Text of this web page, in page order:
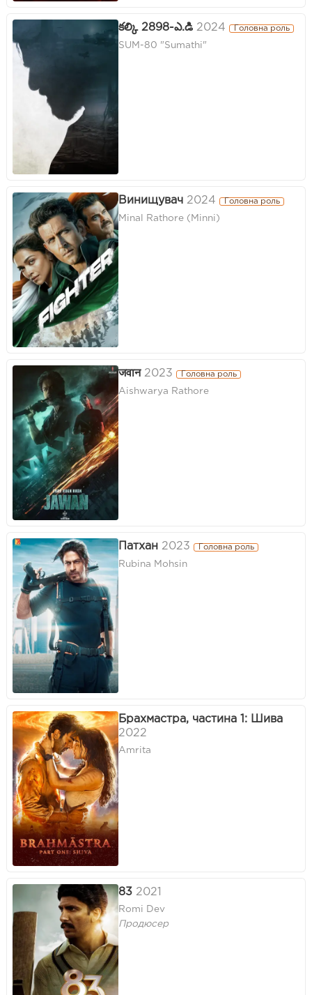
కల్కి 2898-ఎ.డి 2024 Головна роль
SUM-80 "Sumathi"
Винищувач 2024 Головна роль
Minal Rathore (Minni)
जवान 2023 Головна роль
Aishwarya Rathore
Патхан 2023 Головна роль
Rubina Mohsin
Брахмастра, частина 1: Шива
2022
Amrita
83 2021
Romi Dev
Продюсер